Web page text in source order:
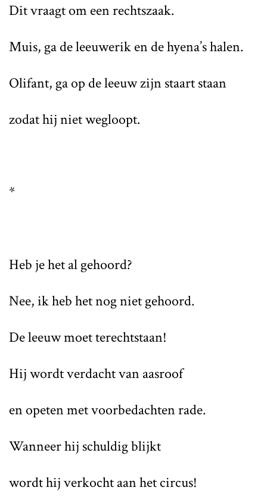
Dit vraagt om een rechtszaak.
Muis, ga de leeuwerik en de hyena’s halen.
Olifant, ga op de leeuw zijn staart staan
zodat hij niet wegloopt.
*
Heb je het al gehoord?
Nee, ik heb het nog niet gehoord.
De leeuw moet terechtstaan!
Hij wordt verdacht van aasroof
en opeten met voorbedachten rade.
Wanneer hij schuldig blijkt
wordt hij verkocht aan het circus!